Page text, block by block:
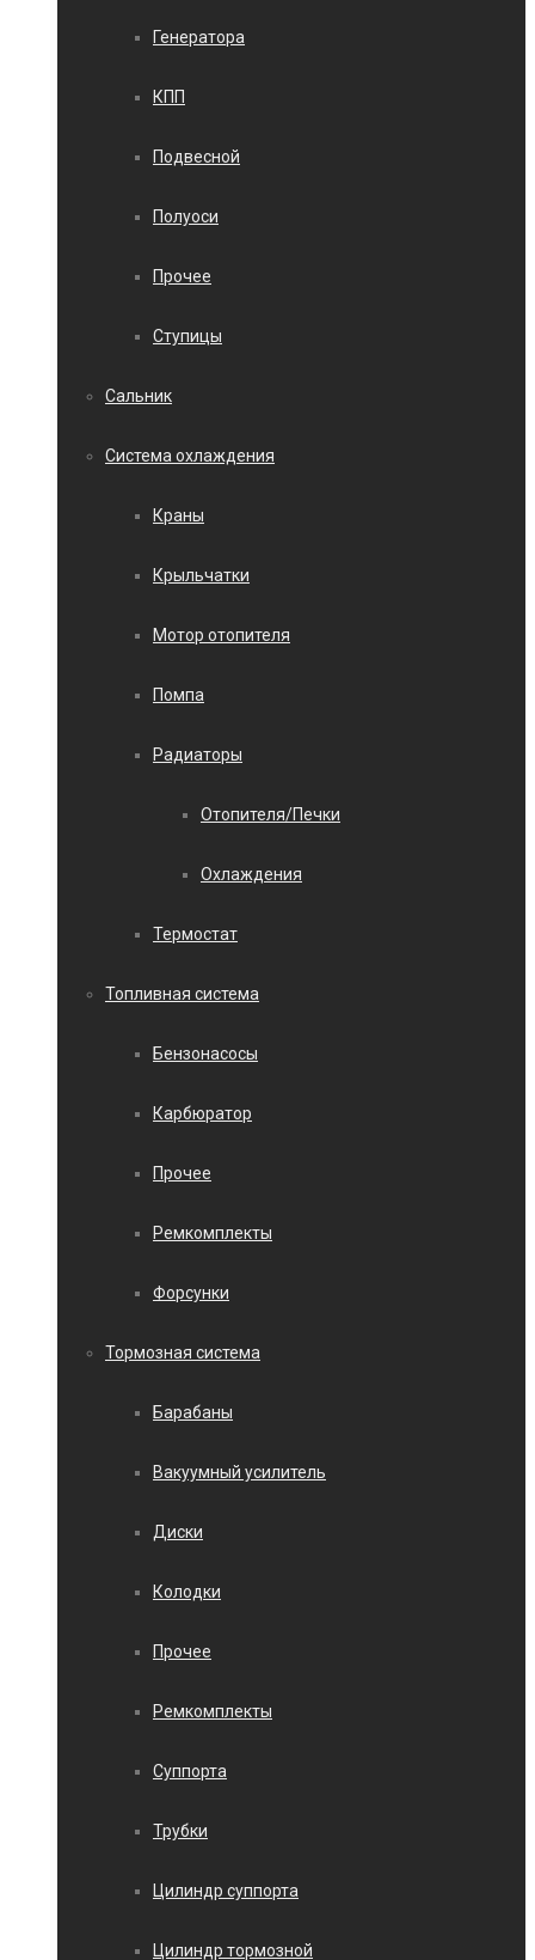
Генератора
КПП
Подвесной
Полуоси
Прочее
Ступицы
Сальник
Система охлаждения
Краны
Крыльчатки
Мотор отопителя
Помпа
Радиаторы
Отопителя/Печки
Охлаждения
Термостат
Топливная система
Бензонасосы
Карбюратор
Прочее
Ремкомплекты
Форсунки
Тормозная система
Барабаны
Вакуумный усилитель
Диски
Колодки
Прочее
Ремкомплекты
Суппорта
Трубки
Цилиндр суппорта
Цилиндр тормозной